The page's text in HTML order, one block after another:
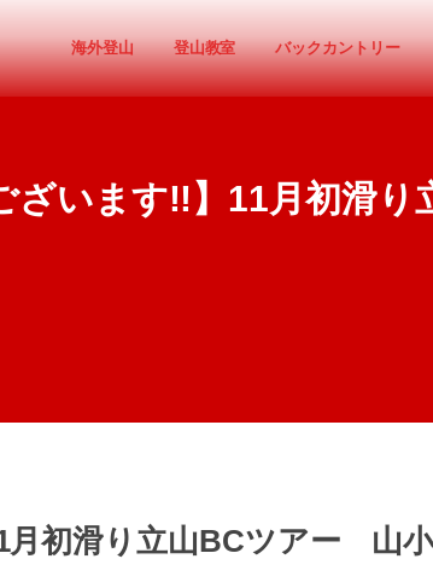
海外登山 登山教室 バックカントリー
ざいます!!】11月初滑
月初滑り立山BCツアー 山